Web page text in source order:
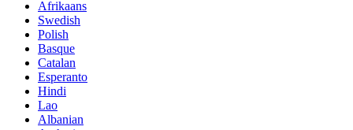
Afrikaans
Swedish
Polish
Basque
Catalan
Esperanto
Hindi
Lao
Albanian